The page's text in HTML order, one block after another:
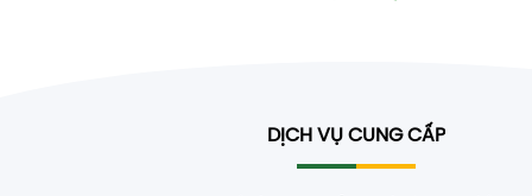
DỊCH VỤ CUNG CẤP